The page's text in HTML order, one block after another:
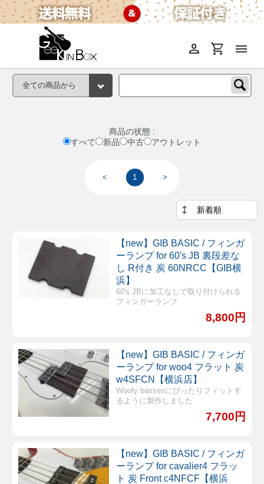
menu
shopping_cart
person
商品の状態 :
すべて
新品 中古 アウトレット
< 1 >
【new】GIB BASIC / フィンガ
ーランプ for 60's JB 裏段差な
し R付き 炭 60NRCC【GIB横
浜】
60's JBに加工なしで取り付けられる
フィンガーランプ
8,800円
【new】GIB BASIC / フィンガ
ーランプ for woo4 フラット 炭
w4SFCN【横浜店】
Woofy bassesにぴったりフィットす
るように製作しました
7,700円
【new】GIB BASIC / フィンガ
ーランプ for cavalier4 フラッ
ト 炭 Front c4NFCF【横浜